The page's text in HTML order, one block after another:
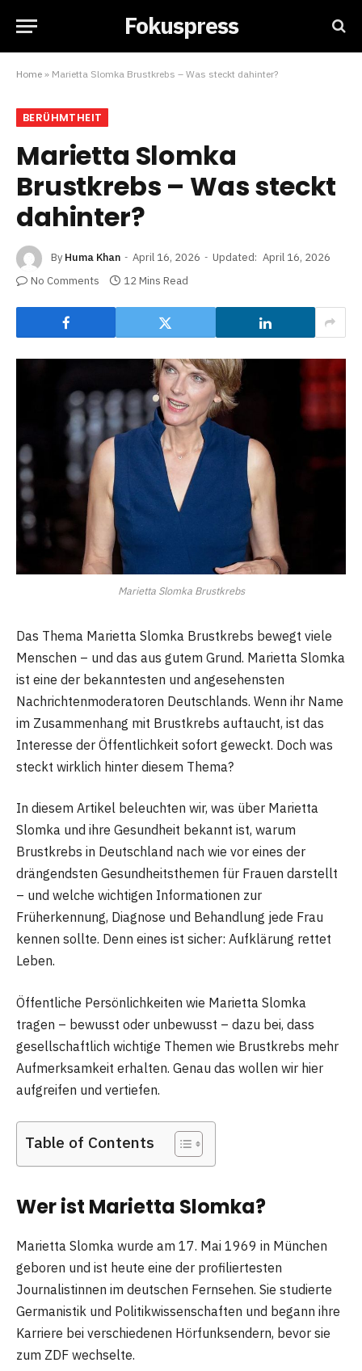
Fokuspress
Home » Marietta Slomka Brustkrebs – Was steckt dahinter?
BERÜHMTHEIT
Marietta Slomka
Brustkrebs – Was steckt
dahinter?
By Huma Khan April 16, 2026 Updated: April 16, 2026
No Comments
12 Mins Read
Marietta Slomka Brustkrebs
Das Thema Marietta Slomka Brustkrebs bewegt viele
Menschen – und das aus gutem Grund. Marietta Slomka
ist eine der bekanntesten und angesehensten
Nachrichtenmoderatoren Deutschlands. Wenn ihr Name
im Zusammenhang mit Brustkrebs auftaucht, ist das
Interesse der Öffentlichkeit sofort geweckt. Doch was
steckt wirklich hinter diesem Thema?
In diesem Artikel beleuchten wir, was über Marietta
Slomka und ihre Gesundheit bekannt ist, warum
Brustkrebs in Deutschland nach wie vor eines der
drängendsten Gesundheitsthemen für Frauen darstellt
– und welche wichtigen Informationen zur
Früherkennung, Diagnose und Behandlung jede Frau
kennen sollte. Denn eines ist sicher: Aufklärung rettet
Leben.
Öffentliche Persönlichkeiten wie Marietta Slomka
tragen – bewusst oder unbewusst – dazu bei, dass
gesellschaftlich wichtige Themen wie Brustkrebs mehr
Aufmerksamkeit erhalten. Genau das wollen wir hier
aufgreifen und vertiefen.
Table of Contents
Wer ist Marietta Slomka?
Marietta Slomka wurde am 17. Mai 1969 in München
geboren und ist heute eine der profiliertesten
Journalistinnen im deutschen Fernsehen. Sie studierte
Germanistik und Politikwissenschaften und begann ihre
Karriere bei verschiedenen Hörfunksendern, bevor sie
zum ZDF wechselte.